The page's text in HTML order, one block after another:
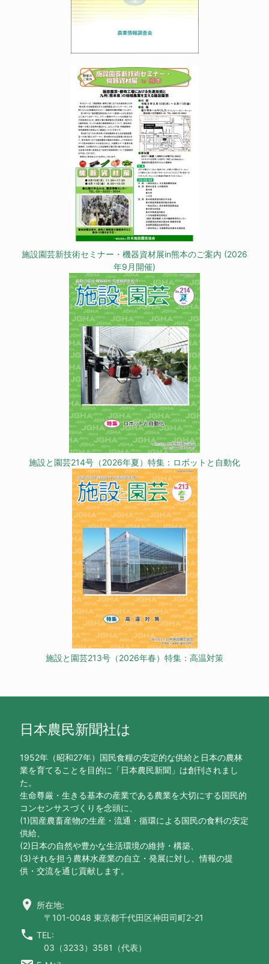
施設園芸新技術セミナー・機器資材展in熊本のご案内 (2026
年9月開催)
施設と園芸214号（2026年夏）特集：ロボットと自動化
施設と園芸213号（2026年春）特集：高温対策
日本農民新聞社は
1952年（昭和27年）国民食糧の安定的な供給と日本の農林
業を育てることを目的に「日本農民新聞」は創刊されまし
た。
生命尊厳・生きる基本の産業である農業を大切にする国民的
コンセンサスづくりを念頭に、
(1)国産農畜産物の生産・流通・循環による国民の食料の安定
供給、
(2)日本の自然や豊かな生活環境の維持・構築、
(3)それを担う農林水産業の自立・発展に対し、情報の提
供・交流を通じ貢献します。
location_on 所在地:
〒101-0048 東京都千代田区神田司町2-21
call TEL:
03（3233）3581（代表）